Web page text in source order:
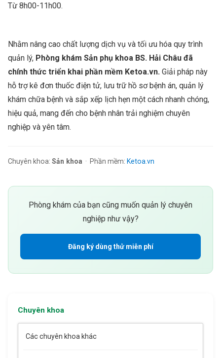
Từ 8h00-11h00.
Nhằm nâng cao chất lượng dịch vụ và tối ưu hóa quy trình
quản lý, Phòng khám Sản phụ khoa BS. Hải Châu đã
chính thức triển khai phần mềm Ketoa.vn. Giải pháp này
hỗ trợ kê đơn thuốc điện tử, lưu trữ hồ sơ bệnh án, quản lý
khám chữa bệnh và sắp xếp lịch hẹn một cách nhanh chóng,
hiệu quả, mang đến cho bệnh nhân trải nghiệm chuyên
nghiệp và yên tâm.
Chuyên khoa: Sản khoa · Phần mềm: Ketoa.vn
Phòng khám của bạn cũng muốn quản lý chuyên
nghiệp như vậy?
Đăng ký dùng thử miễn phí
Chuyên khoa
Các chuyên khoa khác